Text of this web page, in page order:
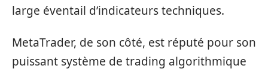
large éventail d’indicateurs techniques.
MetaTrader, de son côté, est réputé pour son
puissant système de trading algorithmique